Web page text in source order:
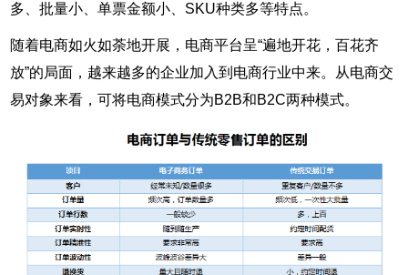
多、批量小、单票金额小、SKU种类多等特点。
随着电商如火如荼地开展，电商平台呈“遍地开花，百花齐
放”的局面，越来越多的企业加入到电商行业中来。从电商交
易对象来看，可将电商模式分为B2B和B2C两种模式。